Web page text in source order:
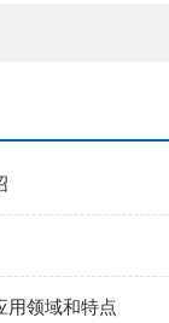
用领域和特点